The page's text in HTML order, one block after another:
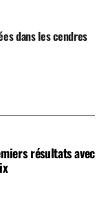
dans les cendres
résultats avec